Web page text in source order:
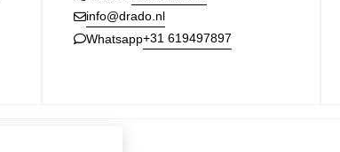
info@drado.nl
Whatsapp+31 619497897